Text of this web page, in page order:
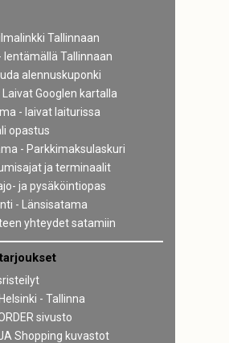
Tallinnaan
lentämällä Tallinnaan
alennuskuponki
Googlen kartalla
- laivat laiturissa
opastus
- Parkkimaksulaskuri
ja terminaalit
ja pysäköintiopas
- Länsisatama
yhteydet satamiin
- Tallinna
sivusto
Shopping kuvastot